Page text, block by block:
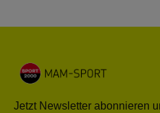
Jetzt Newsletter abonnieren